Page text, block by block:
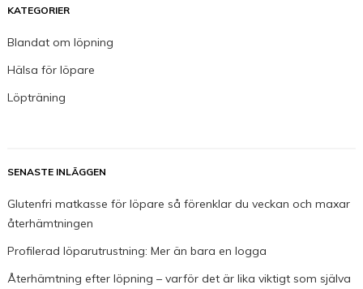
KATEGORIER
Blandat om löpning
Hälsa för löpare
Löpträning
SENASTE INLÄGGEN
Glutenfri matkasse för löpare så förenklar du veckan och maxar
återhämtningen
Profilerad löparutrustning: Mer än bara en logga
Återhämtning efter löpning – varför det är lika viktigt som själva